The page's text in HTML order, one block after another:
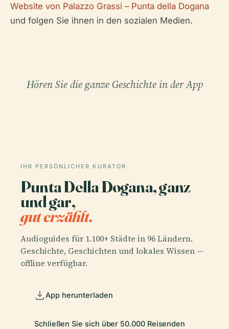
Website von Palazzo Grassi – Punta della Dogana
und folgen Sie ihnen in den sozialen Medien.
Hören Sie die ganze Geschichte in der App
IHR PERSÖNLICHER KURATOR
Punta Della Dogana, ganz
und gar,
gut erzählt.
Audioguides für 1.100+ Städte in 96 Ländern.
Geschichte, Geschichten und lokales Wissen —
offline verfügbar.
App herunterladen
Schließen Sie sich über 50.000 Reisenden